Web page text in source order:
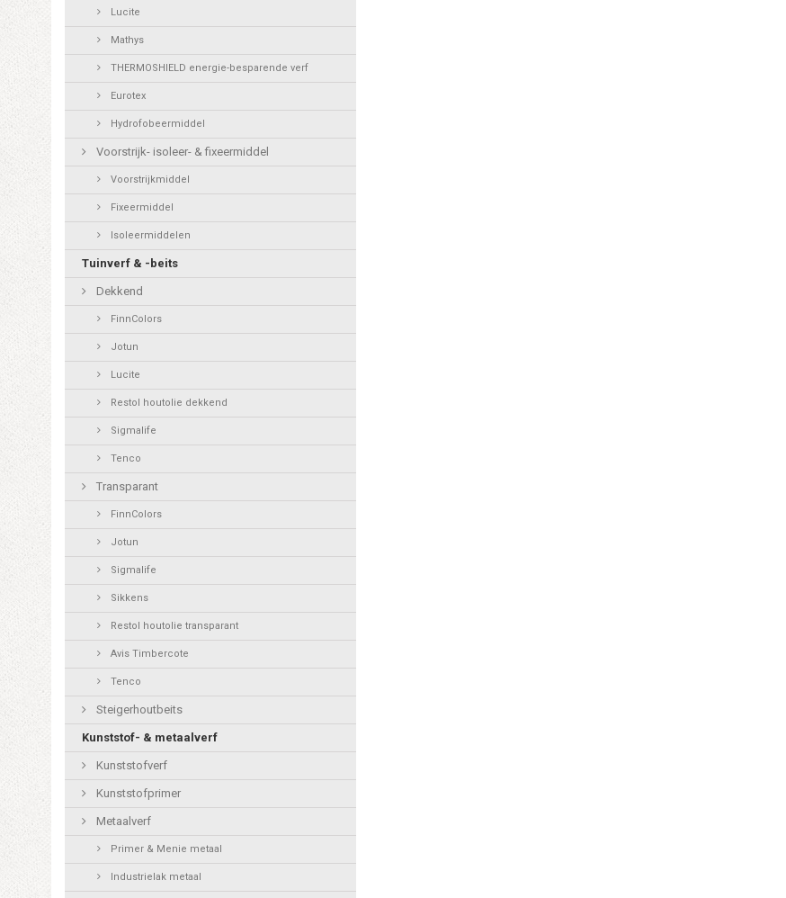
Lucite
Mathys
THERMOSHIELD energie-besparende verf
Eurotex
Hydrofobeermiddel
Voorstrijk- isoleer- & fixeermiddel
Voorstrijkmiddel
Fixeermiddel
Isoleermiddelen
Tuinverf & -beits
Dekkend
FinnColors
Jotun
Lucite
Restol houtolie dekkend
Sigmalife
Tenco
Transparant
FinnColors
Jotun
Sigmalife
Sikkens
Restol houtolie transparant
Avis Timbercote
Tenco
Steigerhoutbeits
Kunststof- & metaalverf
Kunststofverf
Kunststofprimer
Metaalverf
Primer & Menie metaal
Industrielak metaal